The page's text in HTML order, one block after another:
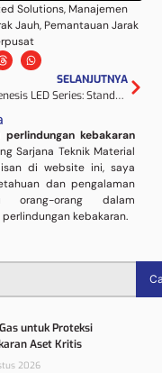
Solutions, Manajemen
Jauh, Pemantauan Jarak
SELANJUTNYA
Kidde Genesis LED Series: Standar Baru Notifikasi Kebakaran
perlindungan kebakaran
Sarjana Teknik Material
di website ini, saya
dan pengalaman
orang-orang dalam
kebakaran.
untuk Proteksi
Aset Kritis
2026